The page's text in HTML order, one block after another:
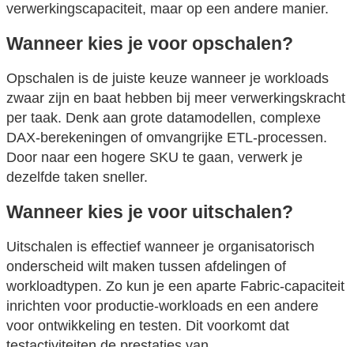
verwerkingscapaciteit, maar op een andere manier.
Wanneer kies je voor opschalen?
Opschalen is de juiste keuze wanneer je workloads
zwaar zijn en baat hebben bij meer verwerkingskracht
per taak. Denk aan grote datamodellen, complexe
DAX-berekeningen of omvangrijke ETL-processen.
Door naar een hogere SKU te gaan, verwerk je
dezelfde taken sneller.
Wanneer kies je voor uitschalen?
Uitschalen is effectief wanneer je organisatorisch
onderscheid wilt maken tussen afdelingen of
workloadtypen. Zo kun je een aparte Fabric-capaciteit
inrichten voor productie-workloads en een andere
voor ontwikkeling en testen. Dit voorkomt dat